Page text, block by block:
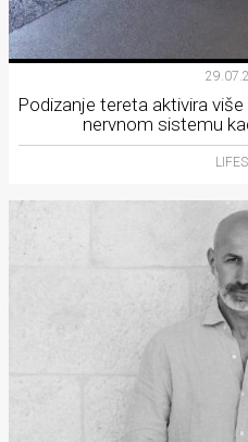
Podizanje tereta aktivira
nervnom sistemu